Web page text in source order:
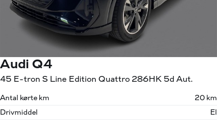
Audi Q4
45 E-tron S Line Edition Quattro 286HK 5d Aut.
Antal kørte km
20 km
Drivmiddel
El